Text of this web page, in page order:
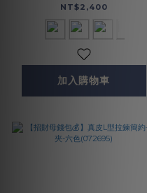
NT$2,400
加入購物車